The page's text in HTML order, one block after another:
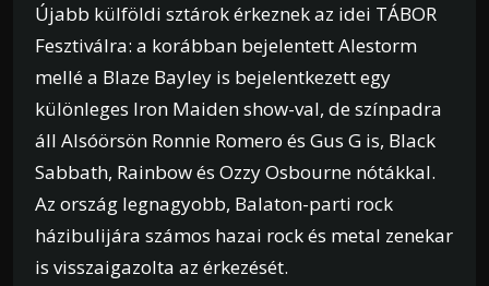
Újabb külföldi sztárok érkeznek az idei TÁBOR
Fesztiválra: a korábban bejelentett Alestorm
mellé a Blaze Bayley is bejelentkezett egy
különleges Iron Maiden show-val, de színpadra
áll Alsóörsön Ronnie Romero és Gus G is, Black
Sabbath, Rainbow és Ozzy Osbourne nótákkal.
Az ország legnagyobb, Balaton-parti rock
házibulijára számos hazai rock és metal zenekar
is visszaigazolta az érkezését.